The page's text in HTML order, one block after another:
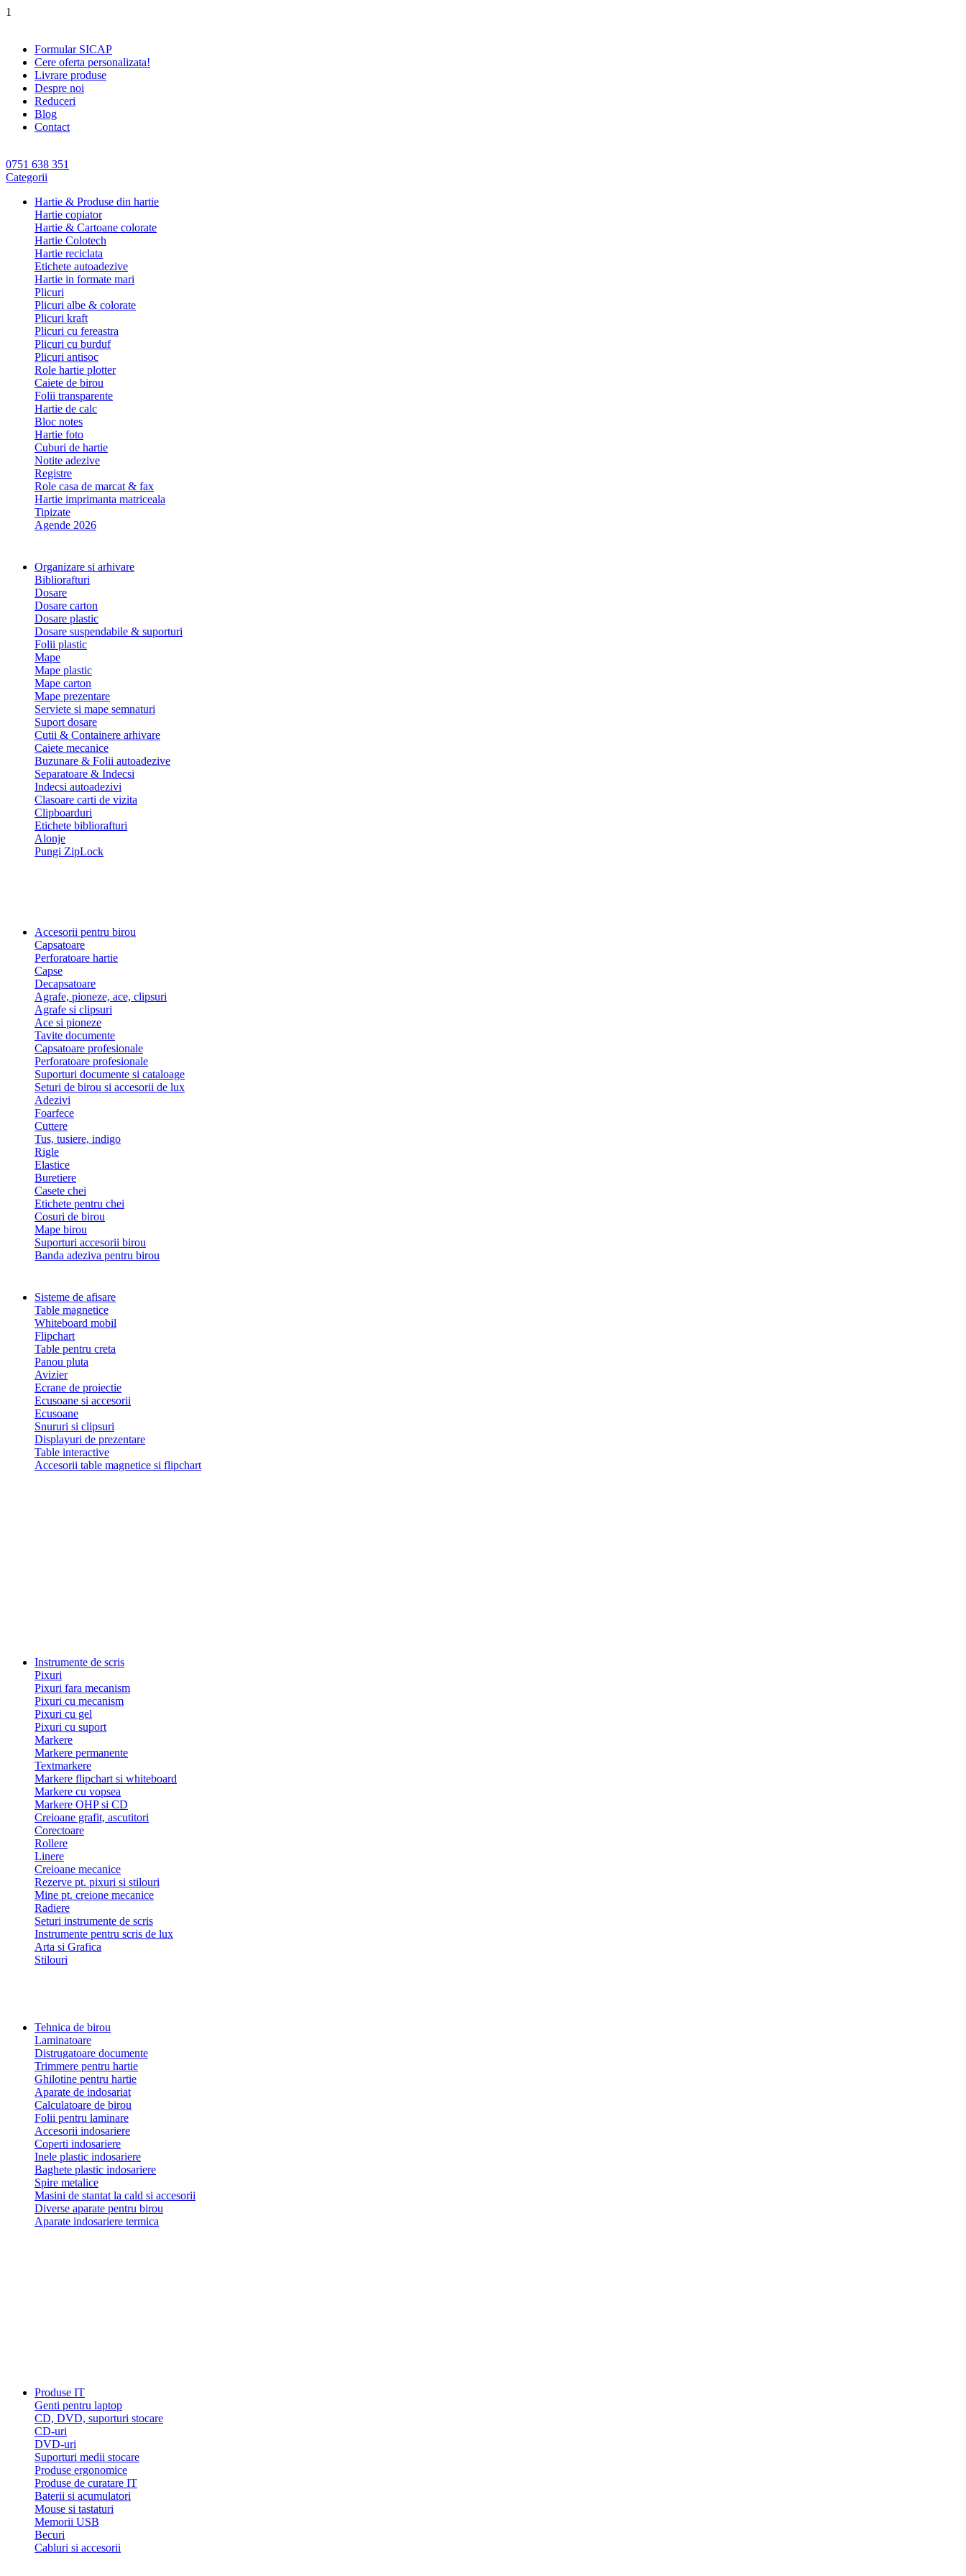
1
Formular SICAP
Cere oferta personalizata!
Livrare produse
Despre noi
Reduceri
Blog
Contact
0751 638 351
Categorii
Hartie & Produse din hartie
Hartie copiator
Hartie & Cartoane colorate
Hartie Colotech
Hartie reciclata
Etichete autoadezive
Hartie in formate mari
Plicuri
Plicuri albe & colorate
Plicuri kraft
Plicuri cu fereastra
Plicuri cu burduf
Plicuri antisoc
Role hartie plotter
Caiete de birou
Folii transparente
Hartie de calc
Bloc notes
Hartie foto
Cuburi de hartie
Notite adezive
Registre
Role casa de marcat & fax
Hartie imprimanta matriceala
Tipizate
Agende 2026
Organizare si arhivare
Bibliorafturi
Dosare
Dosare carton
Dosare plastic
Dosare suspendabile & suporturi
Folii plastic
Mape
Mape plastic
Mape carton
Mape prezentare
Serviete si mape semnaturi
Suport dosare
Cutii & Containere arhivare
Caiete mecanice
Buzunare & Folii autoadezive
Separatoare & Indecsi
Indecsi autoadezivi
Clasoare carti de vizita
Clipboarduri
Etichete bibliorafturi
Alonje
Pungi ZipLock
Accesorii pentru birou
Capsatoare
Perforatoare hartie
Capse
Decapsatoare
Agrafe, pioneze, ace, clipsuri
Agrafe si clipsuri
Ace si pioneze
Tavite documente
Capsatoare profesionale
Perforatoare profesionale
Suporturi documente si cataloage
Seturi de birou si accesorii de lux
Adezivi
Foarfece
Cuttere
Tus, tusiere, indigo
Rigle
Elastice
Buretiere
Casete chei
Etichete pentru chei
Cosuri de birou
Mape birou
Suporturi accesorii birou
Banda adeziva pentru birou
Sisteme de afisare
Table magnetice
Whiteboard mobil
Flipchart
Table pentru creta
Panou pluta
Avizier
Ecrane de proiectie
Ecusoane si accesorii
Ecusoane
Snururi si clipsuri
Displayuri de prezentare
Table interactive
Accesorii table magnetice si flipchart
Instrumente de scris
Pixuri
Pixuri fara mecanism
Pixuri cu mecanism
Pixuri cu gel
Pixuri cu suport
Markere
Markere permanente
Textmarkere
Markere flipchart si whiteboard
Markere cu vopsea
Markere OHP si CD
Creioane grafit, ascutitori
Corectoare
Rollere
Linere
Creioane mecanice
Rezerve pt. pixuri si stilouri
Mine pt. creione mecanice
Radiere
Seturi instrumente de scris
Instrumente pentru scris de lux
Arta si Grafica
Stilouri
Tehnica de birou
Laminatoare
Distrugatoare documente
Trimmere pentru hartie
Ghilotine pentru hartie
Aparate de indosariat
Calculatoare de birou
Folii pentru laminare
Accesorii indosariere
Coperti indosariere
Inele plastic indosariere
Baghete plastic indosariere
Spire metalice
Masini de stantat la cald si accesorii
Diverse aparate pentru birou
Aparate indosariere termica
Produse IT
Genti pentru laptop
CD, DVD, suporturi stocare
CD-uri
DVD-uri
Suporturi medii stocare
Produse ergonomice
Produse de curatare IT
Baterii si acumulatori
Mouse si tastaturi
Memorii USB
Becuri
Cabluri si accesorii